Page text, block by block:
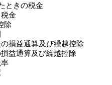
ときの税金
金
除
損益通算及び繰越控除
益通算及び繰越控除